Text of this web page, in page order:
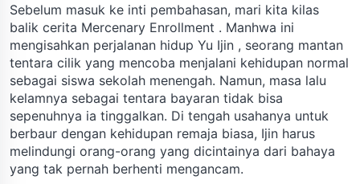
Sebelum masuk ke inti pembahasan, mari kita kilas
balik cerita Mercenary Enrollment . Manhwa ini
mengisahkan perjalanan hidup Yu Ijin , seorang mantan
tentara cilik yang mencoba menjalani kehidupan normal
sebagai siswa sekolah menengah. Namun, masa lalu
kelamnya sebagai tentara bayaran tidak bisa
sepenuhnya ia tinggalkan. Di tengah usahanya untuk
berbaur dengan kehidupan remaja biasa, Ijin harus
melindungi orang-orang yang dicintainya dari bahaya
yang tak pernah berhenti mengancam.